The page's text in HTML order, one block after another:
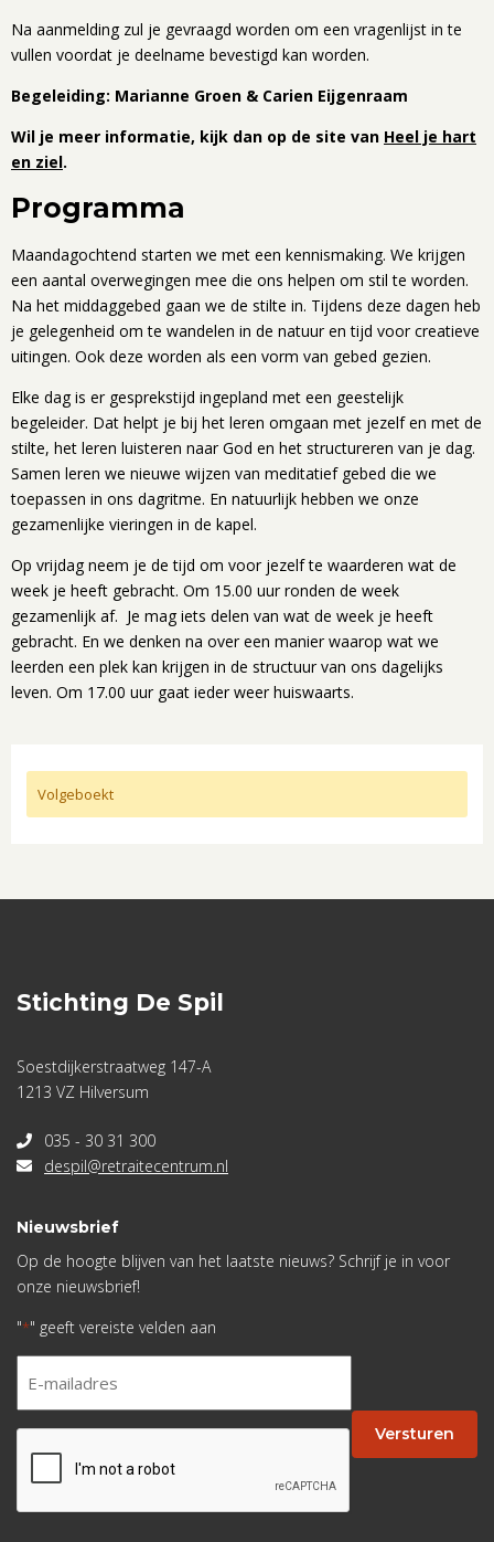
Na aanmelding zul je gevraagd worden om een vragenlijst in te
vullen voordat je deelname bevestigd kan worden.
Begeleiding: Marianne Groen & Carien Eijgenraam
Wil je meer informatie, kijk dan op de site van Heel je hart
en ziel.
Programma
Maandagochtend starten we met een kennismaking. We krijgen
een aantal overwegingen mee die ons helpen om stil te worden.
Na het middaggebed gaan we de stilte in. Tijdens deze dagen heb
je gelegenheid om te wandelen in de natuur en tijd voor creatieve
uitingen. Ook deze worden als een vorm van gebed gezien.
Elke dag is er gesprekstijd ingepland met een geestelijk
begeleider. Dat helpt je bij het leren omgaan met jezelf en met de
stilte, het leren luisteren naar God en het structureren van je dag.
Samen leren we nieuwe wijzen van meditatief gebed die we
toepassen in ons dagritme. En natuurlijk hebben we onze
gezamenlijke vieringen in de kapel.
Op vrijdag neem je de tijd om voor jezelf te waarderen wat de
week je heeft gebracht. Om 15.00 uur ronden de week
gezamenlijk af. Je mag iets delen van wat de week je heeft
gebracht. En we denken na over een manier waarop wat we
leerden een plek kan krijgen in de structuur van ons dagelijks
leven. Om 17.00 uur gaat ieder weer huiswaarts.
Volgeboekt
Stichting De Spil
Soestdijkerstraatweg 147-A
1213 VZ Hilversum
035 - 30 31 300
despil@retraitecentrum.nl
Nieuwsbrief
Op de hoogte blijven van het laatste nieuws? Schrijf je in voor
onze nieuwsbrief!
"*" geeft vereiste velden aan
* Versturen